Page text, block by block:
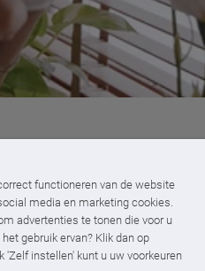
functioneren van de website
media en marketing cookies.
advertenties te tonen die voor u
gebruik ervan? Klik dan op
'Zelf instellen' kunt u uw voorkeuren
voor extra